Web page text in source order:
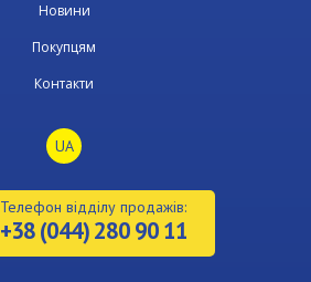
Новини
Покупцям
Контакти
UA
Телефон відділу продажів:
+38 (044) 280 90 11